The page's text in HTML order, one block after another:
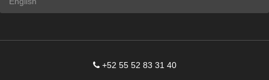
+52 55 52 83 31 40